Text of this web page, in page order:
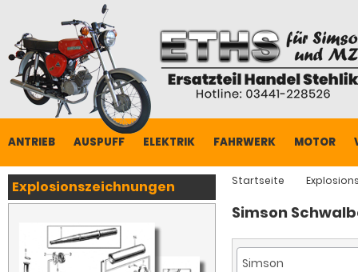
ANTRIEB AUSPUFF ELEKTRIK FAHRWERK MOTOR
Startseite
Simson
Explosionszeichnungen